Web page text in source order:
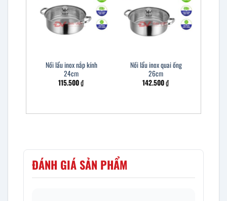
Nồi lẩu inox nắp kính
24cm
115.500₫
Nồi lẩu inox quai ống
26cm
142.500₫
ĐÁNH GIÁ SẢN PHẨM